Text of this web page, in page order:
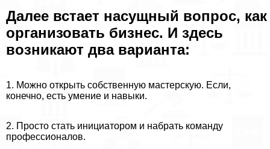
Далее встает насущный вопрос, как
организовать бизнес. И здесь
возникают два варианта:
1. Можно открыть собственную мастерскую. Если,
конечно, есть умение и навыки.
2. Просто стать инициатором и набрать комaнду
профессионалов.